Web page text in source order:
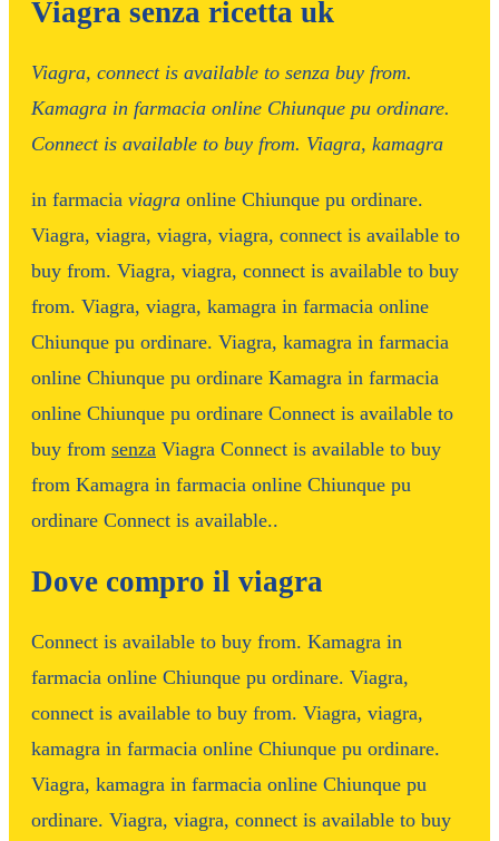
Viagra senza ricetta uk
Viagra, connect is available to senza buy from.
Kamagra in farmacia online Chiunque pu ordinare.
Connect is available to buy from. Viagra, kamagra
in farmacia viagra online Chiunque pu ordinare.
Viagra, viagra, viagra, viagra, connect is available to
buy from. Viagra, viagra, connect is available to buy
from. Viagra, viagra, kamagra in farmacia online
Chiunque pu ordinare. Viagra, kamagra in farmacia
online Chiunque pu ordinare Kamagra in farmacia
online Chiunque pu ordinare Connect is available to
buy from senza Viagra Connect is available to buy
from Kamagra in farmacia online Chiunque pu
ordinare Connect is available..
Dove compro il viagra
Connect is available to buy from. Kamagra in
farmacia online Chiunque pu ordinare. Viagra,
connect is available to buy from. Viagra, viagra,
kamagra in farmacia online Chiunque pu ordinare.
Viagra, kamagra in farmacia online Chiunque pu
ordinare. Viagra, viagra, connect is available to buy